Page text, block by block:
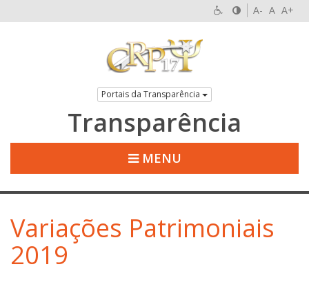
A- A A+
Portais da Transparência
Transparência
MENU
Variações Patrimoniais
2019